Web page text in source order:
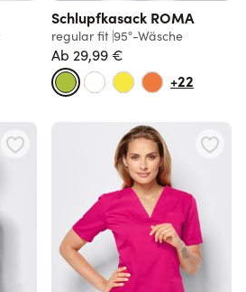
Schlupfkasack ROMA
regular fit 95°-Wäsche
Ab 29,99 €
+22